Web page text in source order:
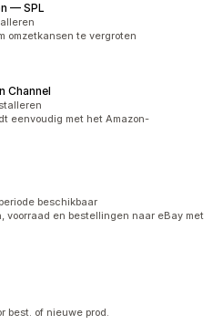
— SPL
omzetkansen te vergroten
Channel
eenvoudig met het Amazon-
beschikbaar
voorraad en bestellingen naar eBay met
best. of nieuwe prod.